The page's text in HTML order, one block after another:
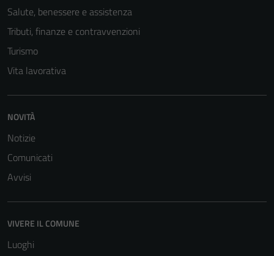
Salute, benessere e assistenza
Tributi, finanze e contravvenzioni
Turismo
Vita lavorativa
NOVITÀ
Notizie
Comunicati
Avvisi
VIVERE IL COMUNE
Luoghi